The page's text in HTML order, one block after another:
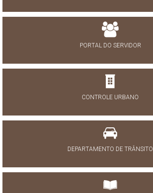
PORTAL DO SERVIDOR
CONTROLE URBANO
DEPARTAMENTO DE TRÂNSITO